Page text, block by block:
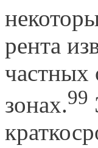
рента
частных
зонах.99